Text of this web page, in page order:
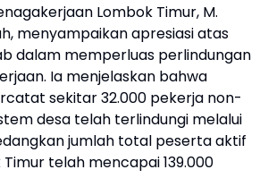
Lombok Timur, M.
menyampaikan apresiasi atas
dalam memperluas perlindungan
Ia menjelaskan bahwa
sekitar 32.000 pekerja non-
desa telah terlindungi melalui
jumlah total peserta aktif
telah mencapai 139.000